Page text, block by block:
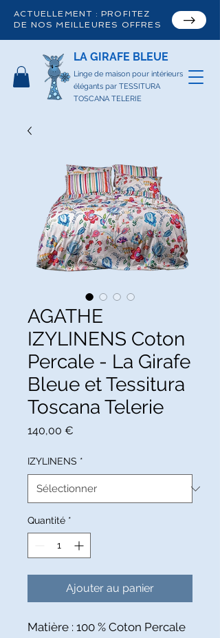
ACTUELLEMENT : PROFITEZ
DE NOS MEILLEURES OFFRES
LA GIRAFE BLEUE
Linge de maison pour intérieurs
élégants par TESSITURA
TOSCANA TELERIE
AGATHE
IZYLINENS Coton
Percale - La Girafe
Bleue et Tessitura
Toscana Telerie
140,00 €
IZYLINENS *
Quantité *
Ajouter au panier
Matière : 100 % Coton Percale